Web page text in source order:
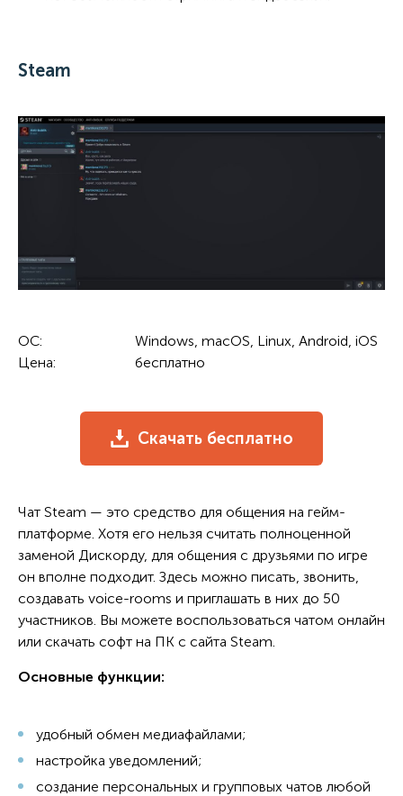
Steam
ОС:
Windows, macOS, Linux, Android, iOS
Цена:
бесплатно
Скачать бесплатно
Чат Steam — это средство для общения на гейм-
платформе. Хотя его нельзя считать полноценной
заменой Дискорду, для общения с друзьями по игре
он вполне подходит. Здесь можно писать, звонить,
создавать voice-rooms и приглашать в них до 50
участников. Вы можете воспользоваться чатом онлайн
или скачать софт на ПК с сайта Steam.
Основные функции:
удобный обмен медиафайлами;
настройка уведомлений;
создание персональных и групповых чатов любой